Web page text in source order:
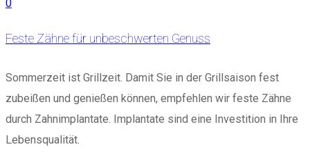
0
Feste Zähne für unbeschwerten Genuss
Sommerzeit ist Grillzeit. Damit Sie in der Grillsaison fest
zubeißen und genießen können, empfehlen wir feste Zähne
durch Zahnimplantate. Implantate sind eine Investition in Ihre
Lebensqualität.